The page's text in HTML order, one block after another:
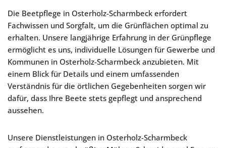
Die Beetpflege in Osterholz-Scharmbeck erfordert
Fachwissen und Sorgfalt, um die Grünflächen optimal zu
erhalten. Unsere langjährige Erfahrung in der Grünpflege
ermöglicht es uns, individuelle Lösungen für Gewerbe und
Kommunen in Osterholz-Scharmbeck anzubieten. Mit
einem Blick für Details und einem umfassenden
Verständnis für die örtlichen Gegebenheiten sorgen wir
dafür, dass Ihre Beete stets gepflegt und ansprechend
aussehen.
Unsere Dienstleistungen in Osterholz-Scharmbeck